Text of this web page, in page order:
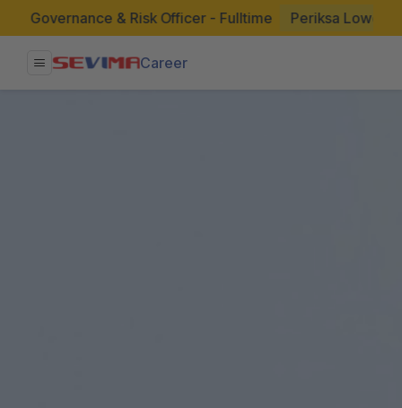
& Risk Officer - Fulltime Periksa Lowongan
Career